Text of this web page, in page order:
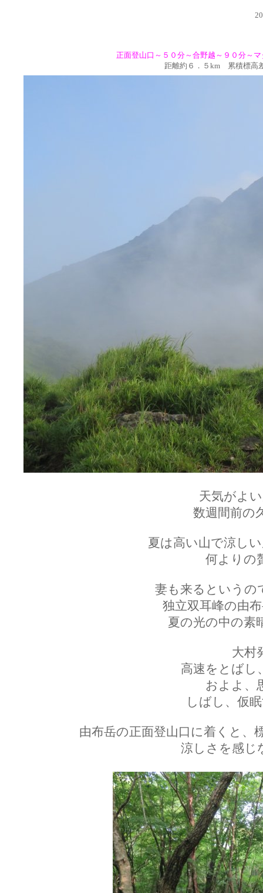
正面登山口～５０分～合野越～９０分～
距離約６．５km 累積標
天気がよ
数週間前の
夏は高い山で涼し
何よりの
妻も来るというの
独立双耳峰の由
夏の光の中の素
大村
高速をとばし
およよ、
しばし、仮
由布岳の正面登山口に着くと、
涼しさを感じ